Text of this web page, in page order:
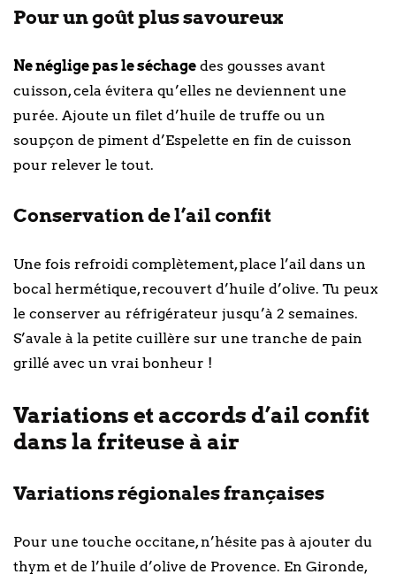
Pour un goût plus savoureux
Ne néglige pas le séchage des gousses avant
cuisson, cela évitera qu’elles ne deviennent une
purée. Ajoute un filet d’huile de truffe ou un
soupçon de piment d’Espelette en fin de cuisson
pour relever le tout.
Conservation de l’ail confit
Une fois refroidi complètement, place l’ail dans un
bocal hermétique, recouvert d’huile d’olive. Tu peux
le conserver au réfrigérateur jusqu’à 2 semaines.
S’avale à la petite cuillère sur une tranche de pain
grillé avec un vrai bonheur !
Variations et accords d’ail confit
dans la friteuse à air
Variations régionales françaises
Pour une touche occitane, n’hésite pas à ajouter du
thym et de l’huile d’olive de Provence. En Gironde,